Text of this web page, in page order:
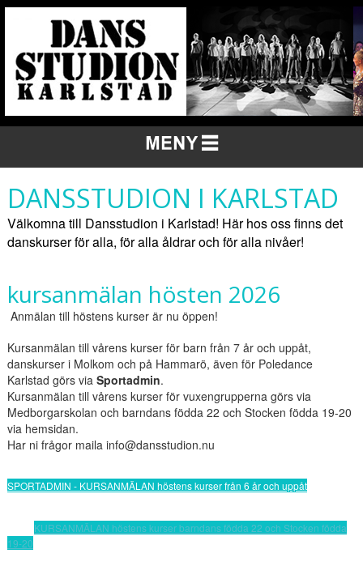
DANSSTUDION I KARLSTAD
Välkomna till Dansstudion i Karlstad! Här hos oss finns det
danskurser för alla, för alla åldrar och för alla nivåer!
kursanmälan hösten 2026
Anmälan till höstens kurser är nu öppen!
Kursanmälan till vårens kurser för barn från 7 år och uppåt,
danskurser i Molkom och på Hammarö, även för Poledance
Karlstad görs via Sportadmin.
Kursanmälan till vårens kurser för vuxengrupperna görs via
Medborgarskolan och barndans födda 22 och Stocken födda 19-20
via hemsidan.
Har ni frågor maila info@dansstudion.nu
SPORTADMIN - KURSANMÄLAN höstens kurser från 6 år och uppåt
KURSANMÄLAN höstens kurser barndans födda 22 och Stocken födda
19-20